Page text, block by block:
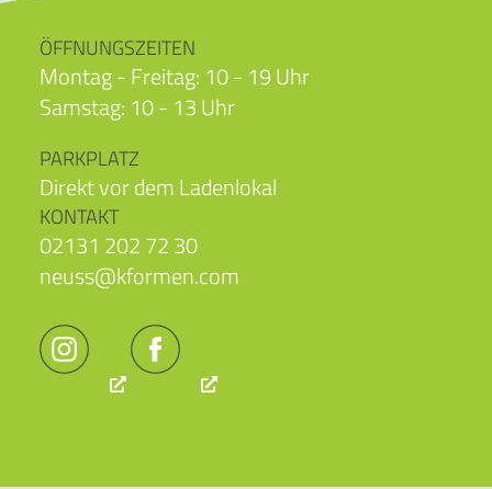
ÖFFNUNGSZEITEN
Montag - Freitag: 10 - 19 Uhr
Samstag: 10 - 13 Uhr
PARKPLATZ
Direkt vor dem Ladenlokal
KONTAKT
02131 202 72 30
neuss@kformen.com